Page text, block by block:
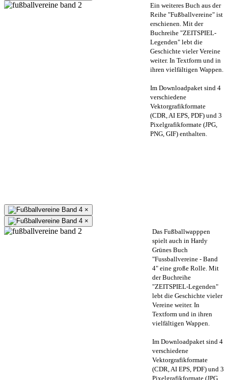
Ein weiteres Buch aus der
Reihe "Fußballvereine" ist
erschienen. Mit der
Buchreihe "ZEITSPIEL-
Legenden" lebt die
Geschichte vieler Vereine
weiter. In Textform und in
ihren vielfältigen Wappen.
Im Downloadpaket sind 4
verschiedene
Vektorgrafikformate
(CDR, AI EPS, PDF) und 3
Pixelgrafikformate (JPG,
PNG, GIF) enthalten.
×
×
Das Fußballwapppen
spielt auch in Hardy
Grünes Buch
"Fussballvereine - Band
4" eine große Rolle. Mit
der Buchreihe
"ZEITSPIEL-Legenden"
lebt die Geschichte vieler
Vereine weiter. In
Textform und in ihren
vielfältigen Wappen.
Im Downloadpaket sind 4
verschiedene
Vektorgrafikformate
(CDR, AI EPS, PDF) und 3
Pixelgrafikformate (JPG,